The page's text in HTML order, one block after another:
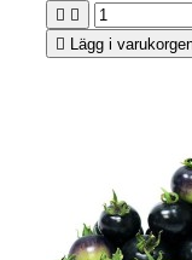
 
 Lägg i